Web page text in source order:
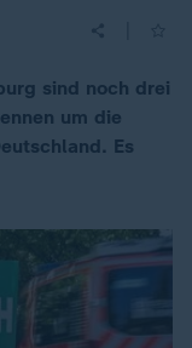
sind noch drei
um die
Es